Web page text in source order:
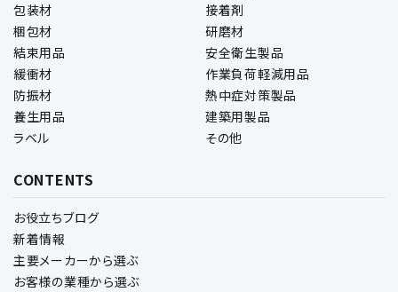
包装材
梱包材
結束用品
緩衝材
防振材
養生用品
ラベル
接着剤
研磨材
安全衛生製品
作業負荷軽減用品
熱中症対策製品
建築用製品
その他
CONTENTS
お役立ちブログ
新着情報
主要メーカーから選ぶ
お客様の業種から選ぶ